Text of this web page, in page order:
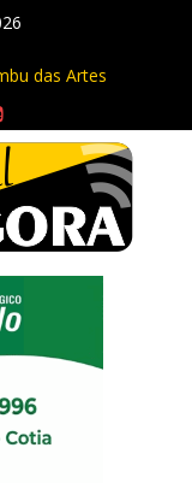
das Artes
para Cotia e
drogas no Jardim
e vias serão